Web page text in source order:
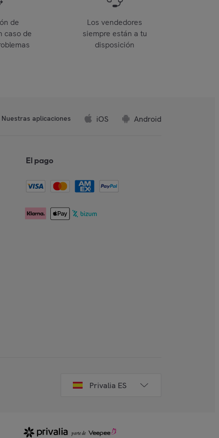
de
caso de
Los vendedores
siempre están a tu
disposición
Nuestras aplicaciones iOS Android
El pago
Privalia ES